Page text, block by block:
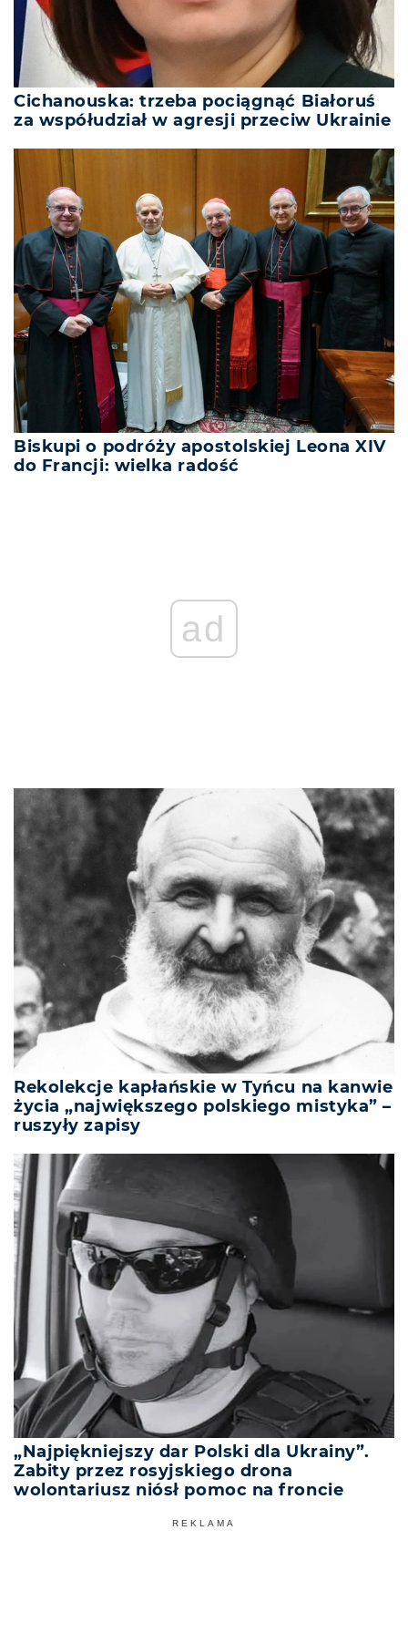
Cichanouska: trzeba pociągnąć Białoruś
za współudział w agresji przeciw Ukrainie
Biskupi o podróży apostolskiej Leona XIV
do Francji: wielka radość
ad
Rekolekcje kapłańskie w Tyńcu na kanwie
życia „największego polskiego mistyka” –
ruszyły zapisy
„Najpiękniejszy dar Polski dla Ukrainy”.
Zabity przez rosyjskiego drona
wolontariusz niósł pomoc na froncie
REKLAMA